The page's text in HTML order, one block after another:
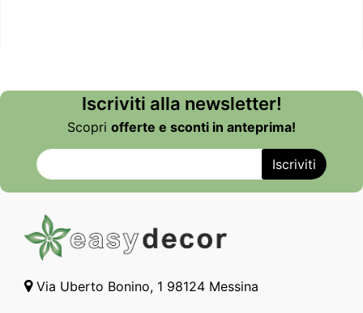
Iscriviti alla newsletter!
Scopri offerte e sconti in anteprima!
Via Uberto Bonino, 1 98124 Messina